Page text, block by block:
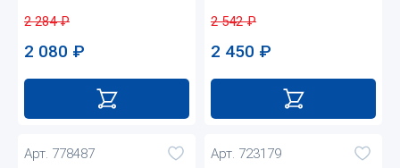
2 284₽
2 080 ₽
2 542₽
2 450 ₽
Арт. 778487 Арт. 723179